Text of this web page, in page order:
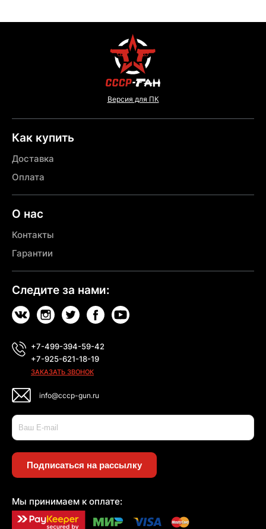
Версия для ПК
Как купить
Доставка
Оплата
О нас
Контакты
Гарантии
Следите за нами:
+7-499-394-59-42
+7-925-621-18-19
ЗАКАЗАТЬ ЗВОНОК
info@cccp-gun.ru
Подписаться на рассылку
Мы принимаем к оплате: